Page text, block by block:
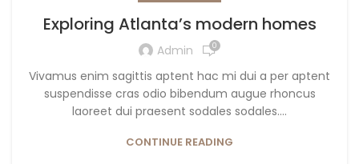
Exploring Atlanta’s modern homes
Admin 0
Vivamus enim sagittis aptent hac mi dui a per aptent
suspendisse cras odio bibendum augue rhoncus
laoreet dui praesent sodales sodales....
CONTINUE READING